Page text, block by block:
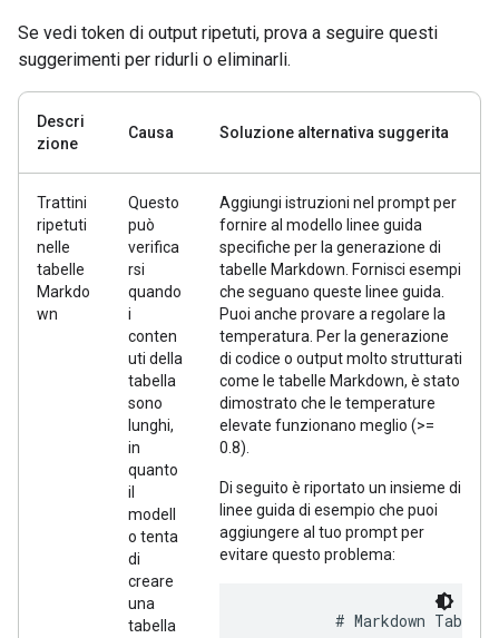
Se vedi token di output ripetuti, prova a seguire questi
suggerimenti per ridurli o eliminarli.
Descri
zione
Causa Soluzione alternativa suggerita
Trattini
ripetuti
nelle
tabelle
Markdo
wn
Questo
può
verifica
rsi
quando
i
conten
uti della
tabella
sono
lunghi,
in
quanto
il
modell
o tenta
di
creare
una
tabella
Aggiungi istruzioni nel prompt per
fornire al modello linee guida
specifiche per la generazione di
tabelle Markdown. Fornisci esempi
che seguano queste linee guida.
Puoi anche provare a regolare la
temperatura. Per la generazione
di codice o output molto strutturati
come le tabelle Markdown, è stato
dimostrato che le temperature
elevate funzionano meglio (>=
0.8).
Di seguito è riportato un insieme di
linee guida di esempio che puoi
aggiungere al tuo prompt per
evitare questo problema:
# Markdown Table